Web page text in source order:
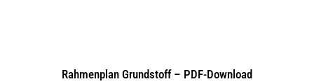
Rahmenplan Grundstoff – PDF-Download